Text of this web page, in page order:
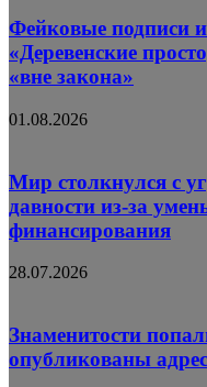
Фейковые подписи
«Деревенские
«вне закона»
01.08.2026
Мир столкнулся с
давности из-за
финансирования
28.07.2026
Знаменитости
опубликованы